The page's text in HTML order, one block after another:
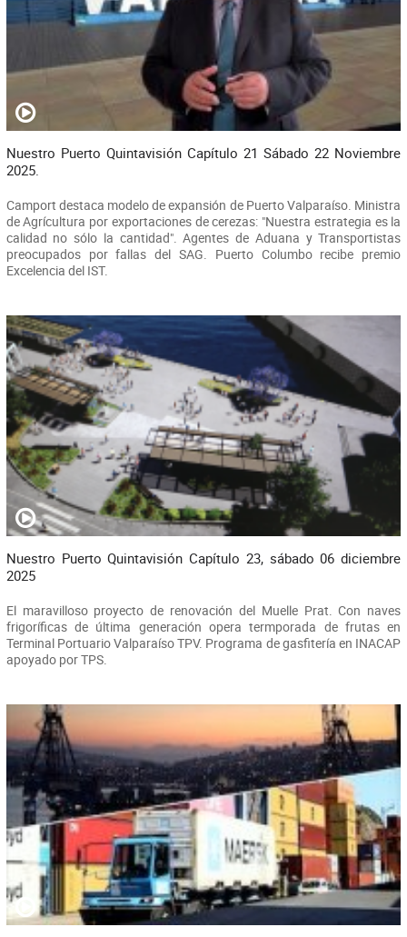
Nuestro Puerto Quintavisión Capítulo 21 Sábado 22 Noviembre
2025.
Camport destaca modelo de expansión de Puerto Valparaíso. Ministra
de Agrícultura por exportaciones de cerezas: "Nuestra estrategia es la
calidad no sólo la cantidad". Agentes de Aduana y Transportistas
preocupados por fallas del SAG. Puerto Columbo recibe premio
Excelencia del IST.
Nuestro Puerto Quintavisión Capítulo 23, sábado 06 diciembre
2025
El maravilloso proyecto de renovación del Muelle Prat. Con naves
frigoríficas de última generación opera termporada de frutas en
Terminal Portuario Valparaíso TPV. Programa de gasfitería en INACAP
apoyado por TPS.